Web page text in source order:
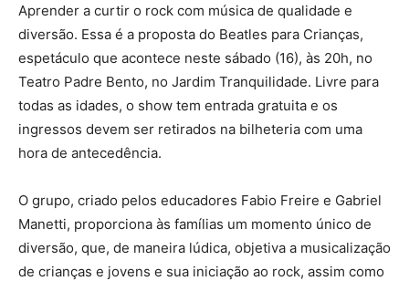
Aprender a curtir o rock com música de qualidade e
diversão. Essa é a proposta do Beatles para Crianças,
espetáculo que acontece neste sábado (16), às 20h, no
Teatro Padre Bento, no Jardim Tranquilidade. Livre para
todas as idades, o show tem entrada gratuita e os
ingressos devem ser retirados na bilheteria com uma
hora de antecedência.
O grupo, criado pelos educadores Fabio Freire e Gabriel
Manetti, proporciona às famílias um momento único de
diversão, que, de maneira lúdica, objetiva a musicalização
de crianças e jovens e sua iniciação ao rock, assim como